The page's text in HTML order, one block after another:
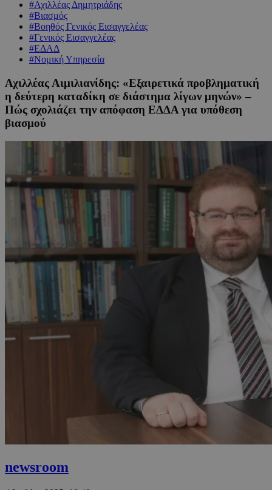
#Αχιλλέας Δημητριάδης
#Βιασμός
#Βοηθός Γενικός Εισαγγελέας
#Γενικός Εισαγγελέας
#ΕΔΑΔ
#Νομική Υπηρεσία
Αχιλλέας Αιμιλιανίδης: «Εξαιρετικά προβληματική
η δεύτερη καταδίκη σε διάστημα λίγων μηνών» –
Πώς σχολιάζει την απόφαση ΕΔΔΑ για υπόθεση
βιασμού
newsroom